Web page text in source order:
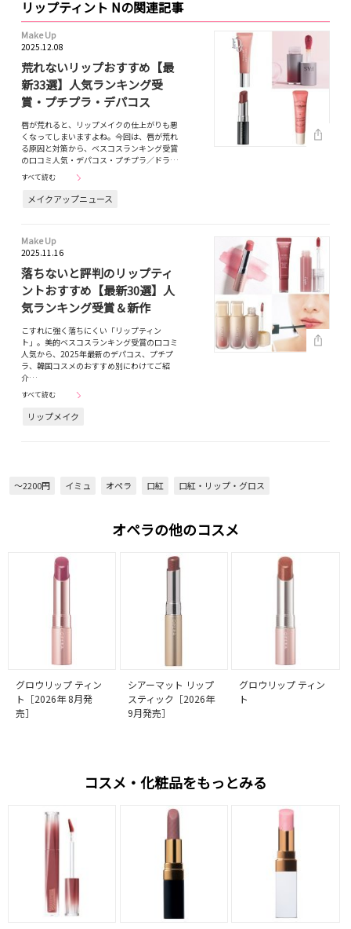
リップティント Nの関連記事
Make Up
2025.12.08
荒れないリップおすすめ【最
新33選】人気ランキング受
賞・プチプラ・デパコス
唇が荒れると、リップメイクの仕上がりも悪
くなってしまいますよね。今回は、唇が荒れ
る原因と対策から、ベスコスランキング受賞
の口コミ人気・デパコス・プチプラ／ドラ…
すべて読む
メイクアップニュース
Make Up
2025.11.16
落ちないと評判のリップティ
ントおすすめ【最新30選】人
気ランキング受賞＆新作
こすれに強く落ちにくい「リップティン
ト」。美的ベスコスランキング受賞の口コミ
人気から、2025年最新のデパコス、プチプ
ラ、韓国コスメのおすすめ別にわけてご紹
介…
すべて読む
リップメイク
～2200円 イミュ オペラ 口紅 口紅・リップ・グロス
オペラの他のコスメ
グロウリップ ティン
ト［2026年 8月発
売］
シアーマット リップ
スティック［2026年
9月発売］
グロウリップ ティン
ト
コスメ・化粧品をもっとみる